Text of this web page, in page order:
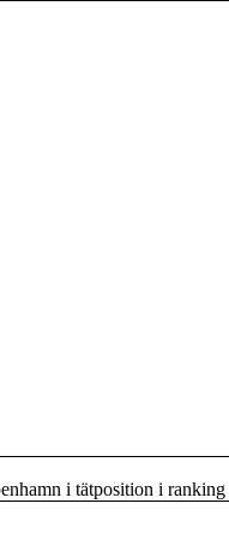
i tätposition i